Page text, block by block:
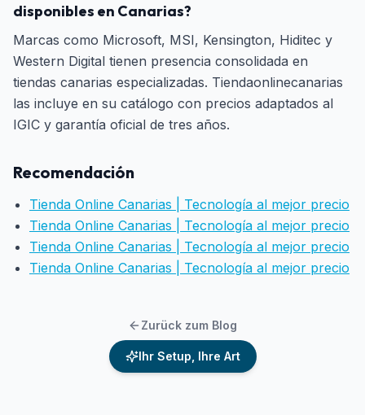
disponibles en Canarias?
Marcas como Microsoft, MSI, Kensington, Hiditec y
Western Digital tienen presencia consolidada en
tiendas canarias especializadas. Tiendaonlinecanarias
las incluye en su catálogo con precios adaptados al
IGIC y garantía oficial de tres años.
Recomendación
Tienda Online Canarias | Tecnología al mejor precio
Tienda Online Canarias | Tecnología al mejor precio
Tienda Online Canarias | Tecnología al mejor precio
Tienda Online Canarias | Tecnología al mejor precio
Zurück zum Blog
Ihr Setup, Ihre Art